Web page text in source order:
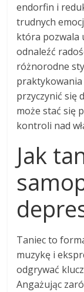
endorfin i
trudnych
która pozwala
odnaleźć
różnorodne
praktykowania
przyczynić się
może stać się
kontroli nad
Jak
Taniec to
muzykę i
odgrywać
Angażując